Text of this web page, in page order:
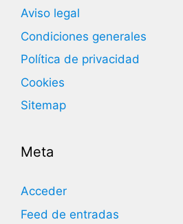
Aviso legal
Condiciones generales
Política de privacidad
Cookies
Sitemap
Meta
Acceder
Feed de entradas